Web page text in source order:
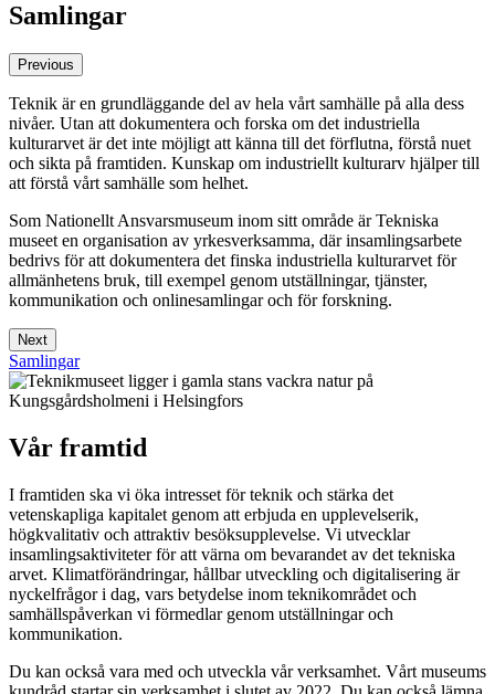
Samlingar
Previous
Teknik är en grundläggande del av hela vårt samhälle på alla dess
nivåer. Utan att dokumentera och forska om det industriella
kulturarvet är det inte möjligt att känna till det förflutna, förstå nuet
och sikta på framtiden. Kunskap om industriellt kulturarv hjälper till
att förstå vårt samhälle som helhet.
Som Nationellt Ansvarsmuseum inom sitt område är Tekniska
museet en organisation av yrkesverksamma, där insamlingsarbete
bedrivs för att dokumentera det finska industriella kulturarvet för
allmänhetens bruk, till exempel genom utställningar, tjänster,
kommunikation och onlinesamlingar och för forskning.
Next
Samlingar
Vår framtid
I framtiden ska vi öka intresset för teknik och stärka det
vetenskapliga kapitalet genom att erbjuda en upplevelserik,
högkvalitativ och attraktiv besöksupplevelse. Vi utvecklar
insamlingsaktiviteter för att värna om bevarandet av det tekniska
arvet. Klimatförändringar, hållbar utveckling och digitalisering är
nyckelfrågor i dag, vars betydelse inom teknikområdet och
samhällspåverkan vi förmedlar genom utställningar och
kommunikation.
Du kan också vara med och utveckla vår verksamhet. Vårt museums